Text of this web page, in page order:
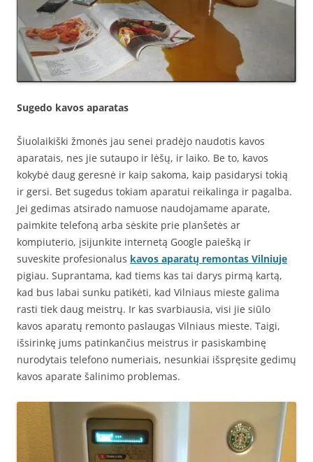
Sugedo kavos aparatas
Šiuolaikiški žmonės jau senei pradėjo naudotis kavos
aparatais, nes jie sutaupo ir lėšų, ir laiko. Be to, kavos
kokybė daug geresnė ir kaip sakoma, kaip pasidarysi tokią
ir gersi. Bet sugedus tokiam aparatui reikalinga ir pagalba.
Jei gedimas atsirado namuose naudojamame aparate,
paimkite telefoną arba sėskite prie planšetės ar
kompiuterio, įsijunkite internetą Google paiešką ir
suveskite profesionalus kavos aparatų remontas Vilniuje
pigiau. Suprantama, kad tiems kas tai darys pirmą kartą,
kad bus labai sunku patikėti, kad Vilniaus mieste galima
rasti tiek daug meistrų. Ir kas svarbiausia, visi jie siūlo
kavos aparatų remonto paslaugas Vilniaus mieste. Taigi,
išsirinkę jums patinkančius meistrus ir pasiskambinę
nurodytais telefono numeriais, nesunkiai išspręsite gedimų
kavos aparate šalinimo problemas.